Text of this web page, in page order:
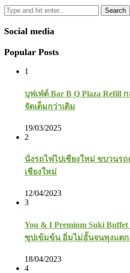
Search
Social media
Popular Posts
1
บุฟเฟ่ต์ Bar B Q Plaza Refill
จัดเต็มกว่าเดิม
19/03/2025
2
นั่งรถไฟไปเชียงใหม่ ขบวนร
เชียงใหม่
12/04/2023
3
You & I Premium Suki
ซุปเข้มข้น อิ่มไม่อั้นจนพุงแตก
18/04/2023
4